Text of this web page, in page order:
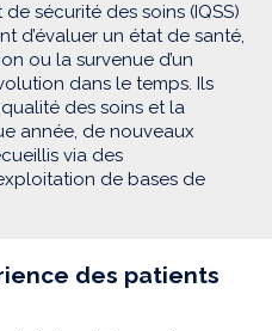
sécurité des soins (IQSS)
d’évaluer un état de santé,
ou la survenue d’un
dans le temps. Ils
des soins et la
année, de nouveaux
via des
de bases de
des patients